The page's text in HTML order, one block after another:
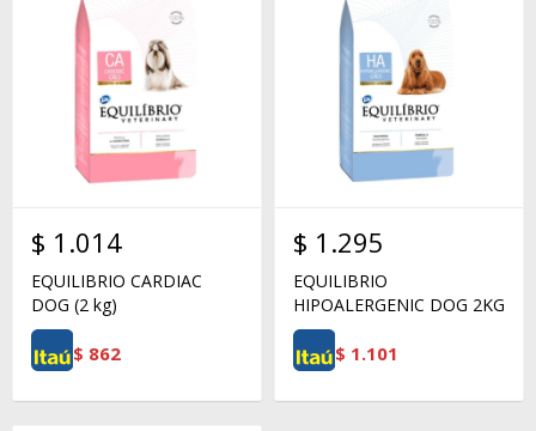
$ 1.014
EQUILIBRIO CARDIAC
DOG (2 kg)
$ 862
$ 1.295
EQUILIBRIO
HIPOALERGENIC DOG 2KG
$ 1.101